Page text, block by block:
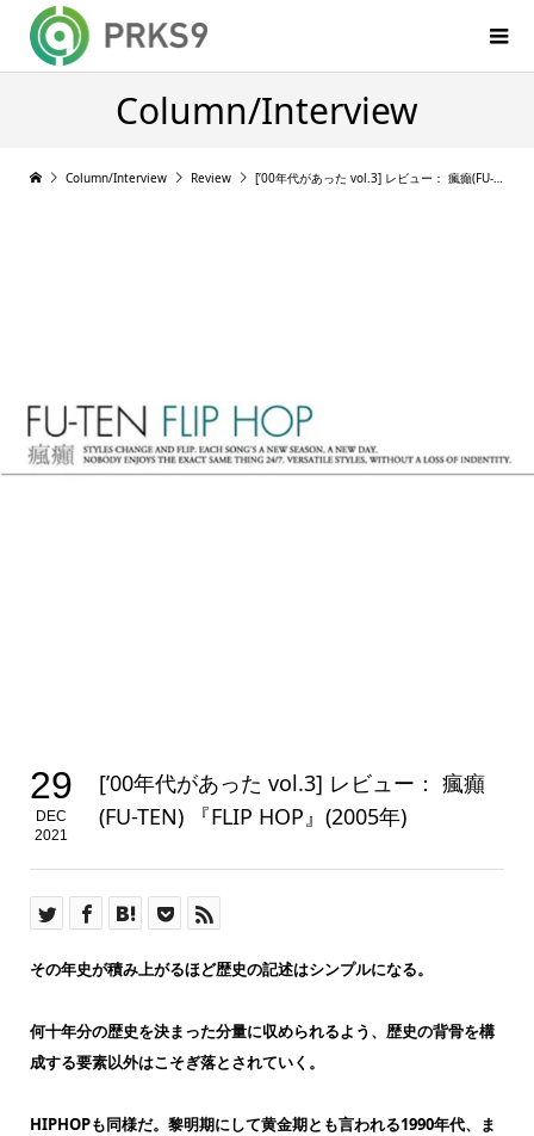
Column/Interview
Column/Interview Review [’00年代があった vol.3] レビュー： 瘋癲(FU-TEN) 『FLIP HOP』(2005年)
29
DEC
2021
[’00年代があった vol.3] レビュー： 瘋癲
(FU-TEN) 『FLIP HOP』(2005年)
その年史が積み上がるほど歴史の記述はシンプルになる。
何十年分の歴史を決まった分量に収められるよう、歴史の背骨を構
成する要素以外はこそぎ落とされていく。
HIPHOPも同様だ。黎明期にして黄金期とも言われる1990年代、ま